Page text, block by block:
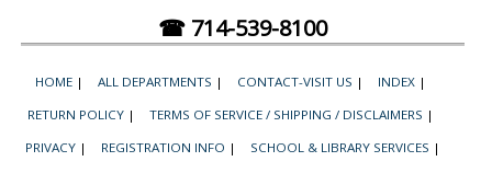
☎ 714-539-8100
HOME | ALL DEPARTMENTS | CONTACT-VISIT US | INDEX |
RETURN POLICY | TERMS OF SERVICE / SHIPPING / DISCLAIMERS |
PRIVACY | REGISTRATION INFO | SCHOOL & LIBRARY SERVICES |